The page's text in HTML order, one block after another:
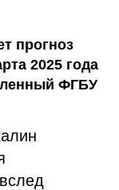
прогноз
2025 года
ФГБУ